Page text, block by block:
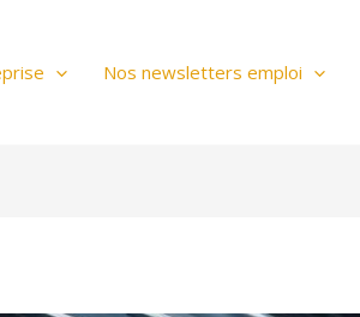
Nos newsletters emploi